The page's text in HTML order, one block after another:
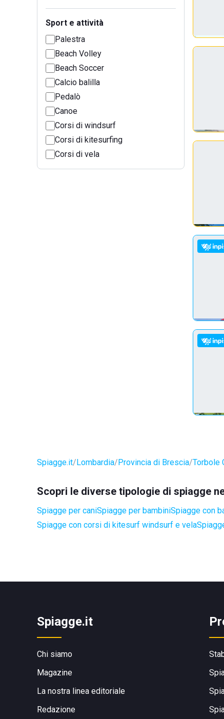
Sport e attività
Palestra
Beach Volley
Beach Soccer
Calcio balilla
Pedalò
Canoe
Corsi di windsurf
Corsi di kitesurfing
Corsi di vela
Spiagge.it Lombardia Provincia di Brescia Torbole
Scopri le diverse tipologie di spiagge
Spiagge per caniSpiagge per bambiniSpiagge con
Spiagge con corsi di kitesurf windsurf e vela
Spiagge.it
Chi siamo
Magazine
La nostra linea editoriale
Redazione